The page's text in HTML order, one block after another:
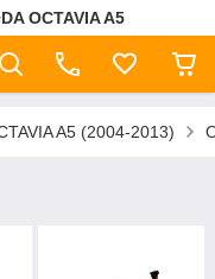
OCTAVIA A5
A5 (2004-2013)